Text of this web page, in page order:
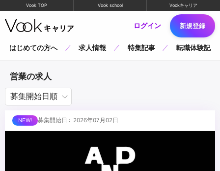
Vook TOP Vook school Vookキャリア
ログイン 新規登録
はじめての方へ 求人情報 特集記事 転職体験記
営業の求人
募集開始日 : 2026年07月02日